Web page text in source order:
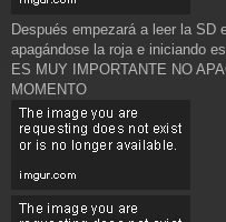
Después empezará a leer la SD
apagándose la roja e iniciando
ES MUY IMPORTANTE NO
MOMENTO